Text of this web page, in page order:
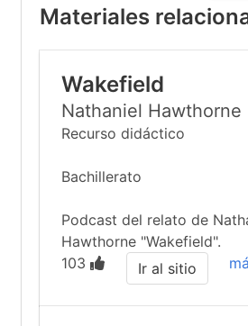
Materiales
Wakefield
Nathaniel Hawthorne
Recurso didáctico
Bachillerato
Podcast del relato de
Hawthorne "Wakefield".
103
Ir al sitio